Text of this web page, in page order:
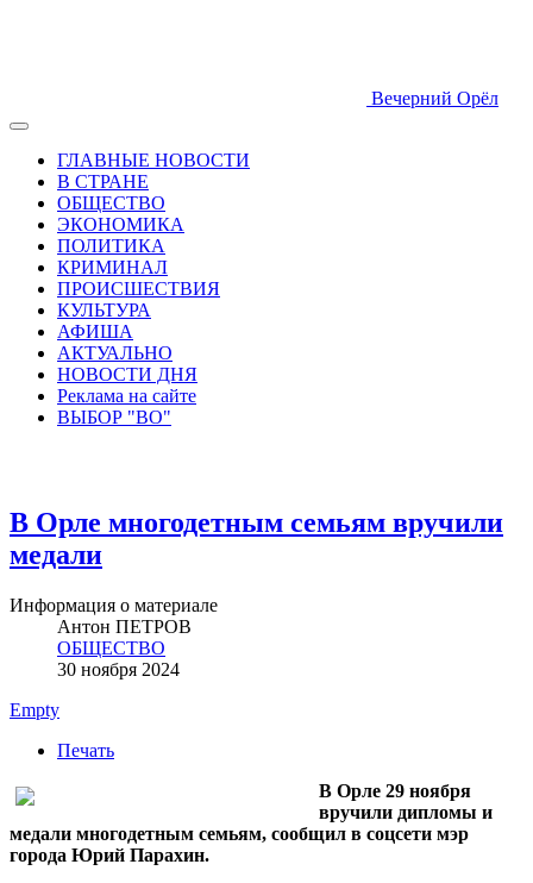
Вечерний Орёл
ГЛАВНЫЕ НОВОСТИ
В СТРАНЕ
ОБЩЕСТВО
ЭКОНОМИКА
ПОЛИТИКА
КРИМИНАЛ
ПРОИСШЕСТВИЯ
КУЛЬТУРА
АФИША
АКТУАЛЬНО
НОВОСТИ ДНЯ
Реклама на сайте
ВЫБОР "ВО"
В Орле многодетным семьям вручили
медали
Информация о материале
Антон ПЕТРОВ
ОБЩЕСТВО
30 ноября 2024
Empty
Печать
В Орле 29 ноября
вручили дипломы и
медали многодетным семьям, сообщил в соцсети мэр
города Юрий Парахин.